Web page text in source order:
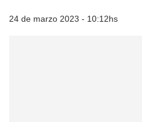
24 de marzo 2023 - 10:12hs